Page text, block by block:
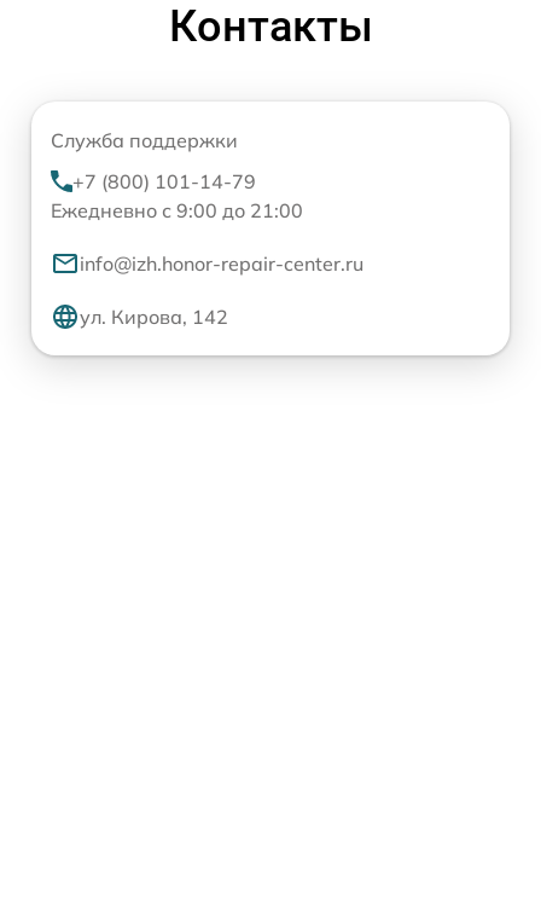
Контакты
Служба поддержки
+7 (800) 101-14-79
Ежедневно с 9:00 до 21:00
info@izh.honor-repair-center.ru
ул. Кирова, 142